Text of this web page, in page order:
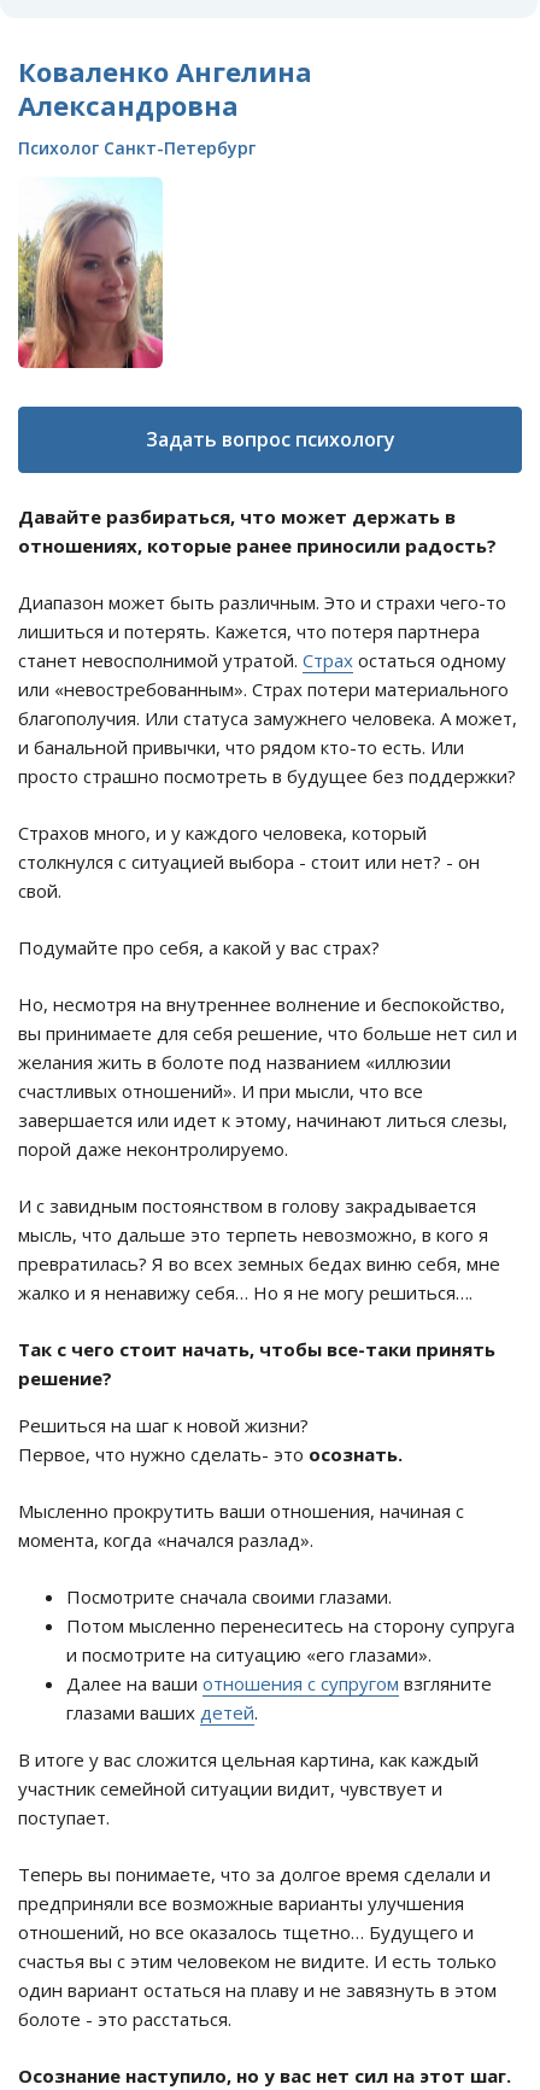
Коваленко Ангелина
Александровна
Психолог Санкт-Петербург
Задать вопрос психологу
Давайте разбираться, что может держать в
отношениях, которые ранее приносили радость?
Диапазон может быть различным. Это и страхи чего-то
лишиться и потерять. Кажется, что потеря партнера
станет невосполнимой утратой. Страх остаться одному
или «невостребованным». Страх потери материального
благополучия. Или статуса замужнего человека. А может,
и банальной привычки, что рядом кто-то есть. Или
просто страшно посмотреть в будущее без поддержки?
Страхов много, и у каждого человека, который
столкнулся с ситуацией выбора - стоит или нет? - он
свой.
Подумайте про себя, а какой у вас страх?
Но, несмотря на внутреннее волнение и беспокойство,
вы принимаете для себя решение, что больше нет сил и
желания жить в болоте под названием «иллюзии
счастливых отношений». И при мысли, что все
завершается или идет к этому, начинают литься слезы,
порой даже неконтролируемо.
И с завидным постоянством в голову закрадывается
мысль, что дальше это терпеть невозможно, в кого я
превратилась? Я во всех земных бедах виню себя, мне
жалко и я ненавижу себя… Но я не могу решиться….
Так с чего стоит начать, чтобы все-таки принять
решение?
Решиться на шаг к новой жизни?
Первое, что нужно сделать- это осознать.
Мысленно прокрутить ваши отношения, начиная с
момента, когда «начался разлад».
Посмотрите сначала своими глазами.
Потом мысленно перенеситесь на сторону супруга
и посмотрите на ситуацию «его глазами».
Далее на ваши отношения с супругом взгляните
глазами ваших детей.
В итоге у вас сложится цельная картина, как каждый
участник семейной ситуации видит, чувствует и
поступает.
Теперь вы понимаете, что за долгое время сделали и
предприняли все возможные варианты улучшения
отношений, но все оказалось тщетно… Будущего и
счастья вы с этим человеком не видите. И есть только
один вариант остаться на плаву и не завязнуть в этом
болоте - это расстаться.
Осознание наступило, но у вас нет сил на этот шаг.